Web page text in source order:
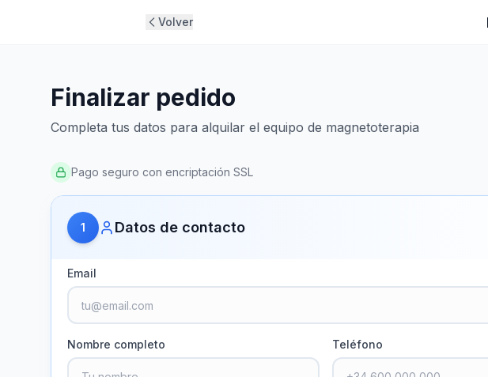
Volver
Finalizar pedido
Completa tus datos para alquilar el equipo de magnetoterapia
Pago seguro con encriptación SSL
1 Datos de contacto
Email
Nombre completo Teléfono